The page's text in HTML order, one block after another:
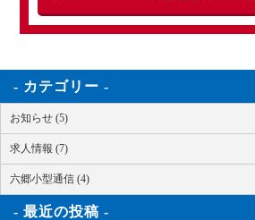
カテゴリー
お知らせ (5)
求人情報 (7)
六郷小型通信 (4)
最近の投稿